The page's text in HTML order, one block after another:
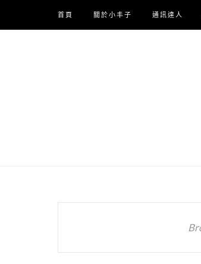
首頁 關於小丰子 通訊達人